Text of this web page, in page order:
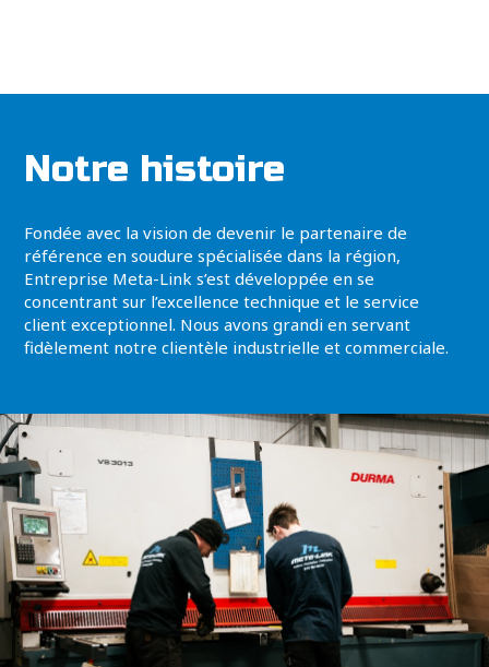
Notre histoire
Fondée avec la vision de devenir le partenaire de
référence en soudure spécialisée dans la région,
Entreprise Meta-Link s’est développée en se
concentrant sur l’excellence technique et le service
client exceptionnel. Nous avons grandi en servant
fidèlement notre clientèle industrielle et commerciale.